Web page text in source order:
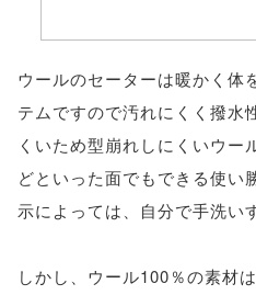
ウールのセーターは暖かく体
テムですので汚れにくく撥水
くいため型崩れしにくいウー
どといった面でもできる使い
示によっては、自分で手洗い
しかし、ウール100％の素材